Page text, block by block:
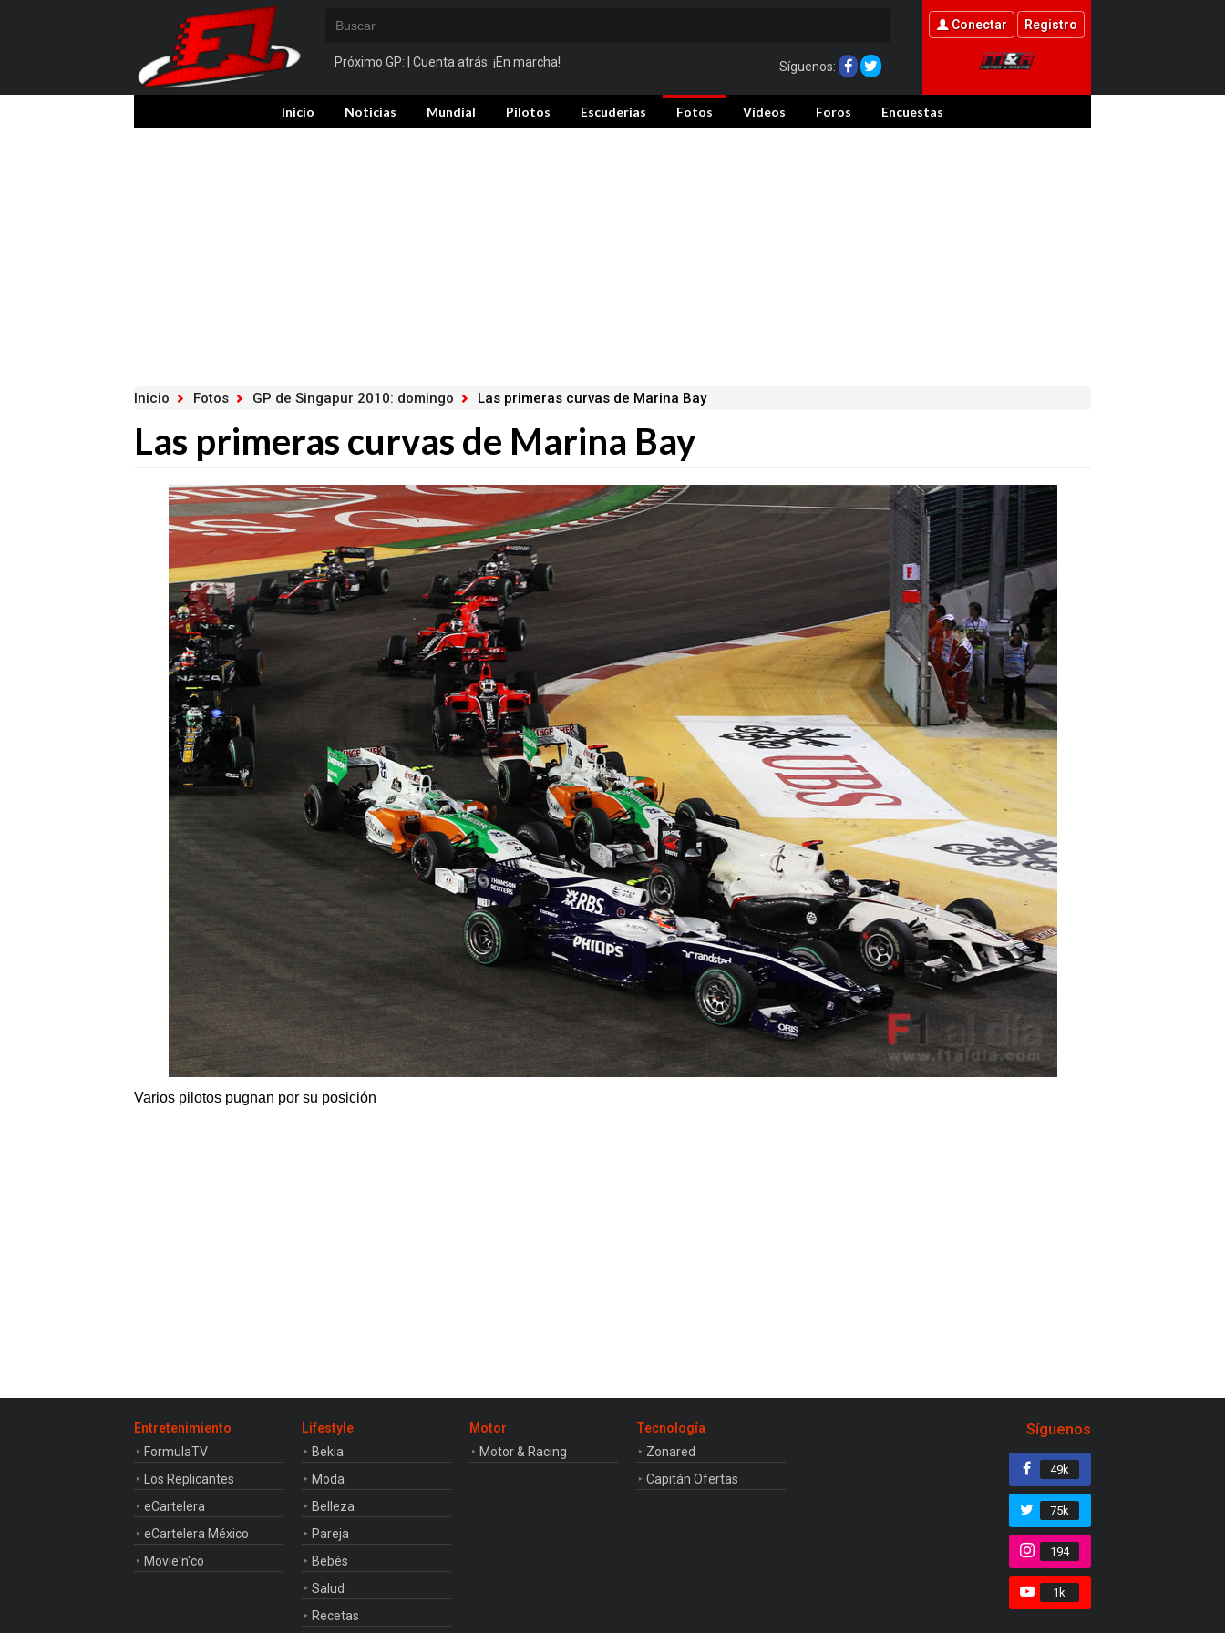
Próximo GP: | Cuenta atrás: ¡En marcha! Síguenos:
Conectar Registro
Inicio Noticias Mundial Pilotos Escuderías Fotos Vídeos Foros Encuestas
Inicio Fotos GP de Singapur 2010: domingo Las primeras curvas de Marina Bay
Las primeras curvas de Marina Bay
Varios pilotos pugnan por su posición
Entretenimiento
FormulaTV
Los Replicantes
eCartelera
eCartelera México
Movie'n'co
Lifestyle
Bekia
Moda
Belleza
Pareja
Bebés
Salud
Recetas
Motor
Motor & Racing
Tecnología
Zonared
Capitán Ofertas
Síguenos
49k
75k
194
1k